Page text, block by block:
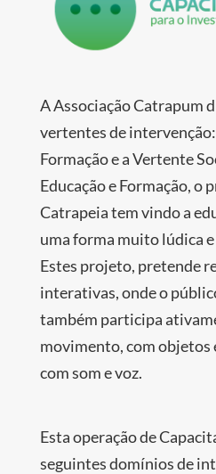
A Associação Catrapum
vertentes de intervenção:
Formação e a Vertente
Educação e Formação, o
Catrapeia tem vindo a
uma forma muito lúdica
Estes projeto, pretende
interativas, onde o
também participa
movimento, com
com som e voz.
Esta operação de
seguintes domínios de